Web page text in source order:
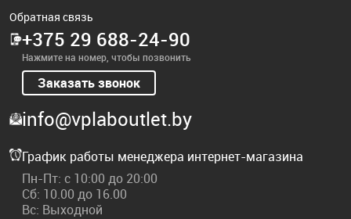
Обратная связь
+375 29 688-24-90
Нажмите на номер, чтобы позвонить
Заказать звонок
info@vplaboutlet.by
График работы менеджера интернет-магазина
Пн-Пт: с 10:00 до 20:00
Сб: 10.00 до 16.00
Вс: Выходной